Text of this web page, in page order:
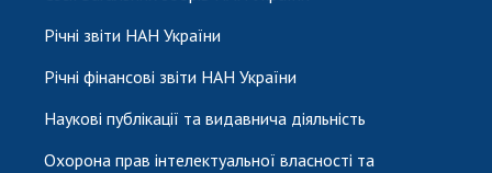
Річні звіти НАН України
Річні фінансові звіти НАН України
Наукові публікації та видавнича діяльність
Охорона прав інтелектуальної власності та